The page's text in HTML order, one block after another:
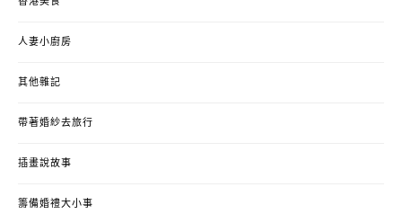
人妻小廚房
其他雜記
帶著婚紗去旅行
插畫說故事
籌備婚禮大小事